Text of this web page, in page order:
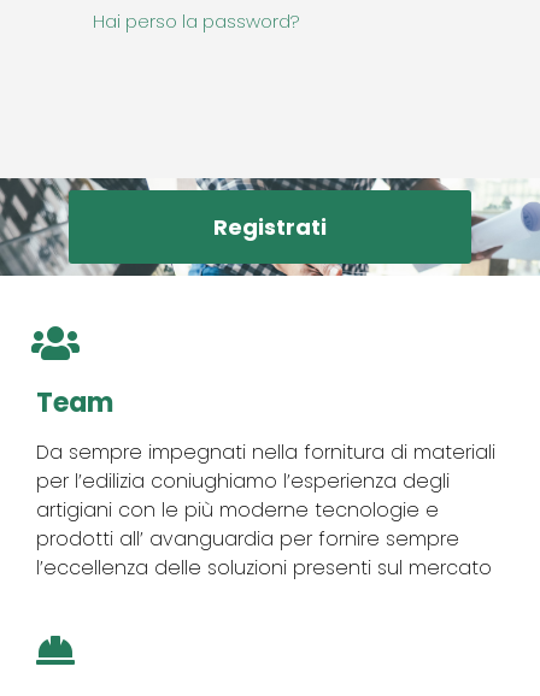
Hai perso la password?
Registrati
Team
Da sempre impegnati nella fornitura di materiali
per l’edilizia coniughiamo l’esperienza degli
artigiani con le più moderne tecnologie e
prodotti all’ avanguardia per fornire sempre
l’eccellenza delle soluzioni presenti sul mercato